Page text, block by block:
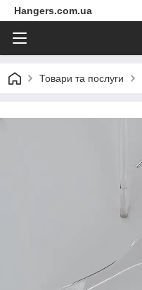
Hangers.com.ua
Товари та послуги